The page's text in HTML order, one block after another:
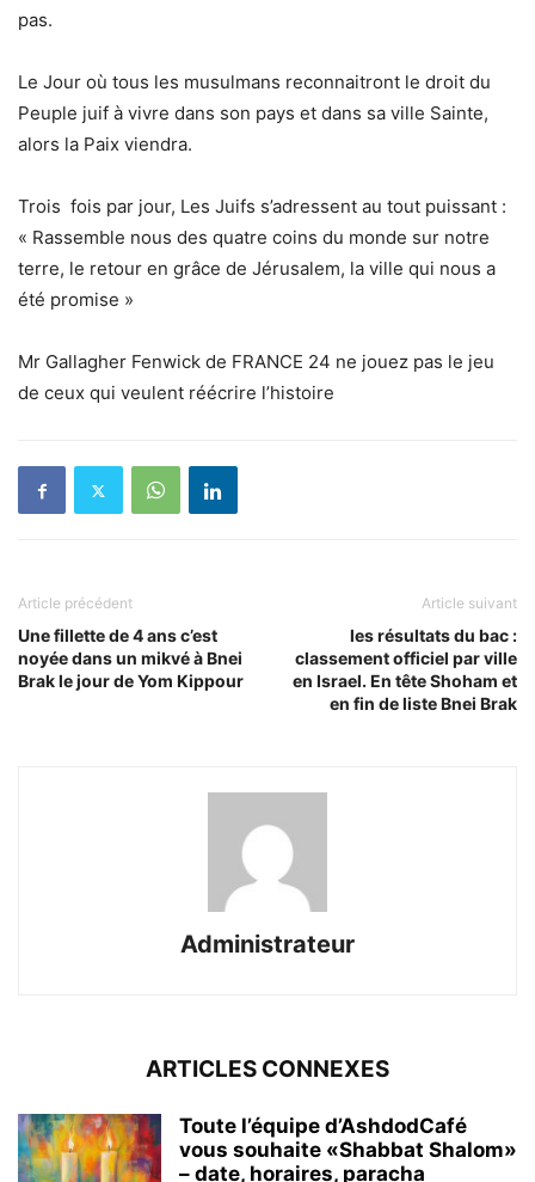
pas.
Le Jour où tous les musulmans reconnaitront le droit du
Peuple juif à vivre dans son pays et dans sa ville Sainte,
alors la Paix viendra.
Trois fois par jour, Les Juifs s’adressent au tout puissant :
« Rassemble nous des quatre coins du monde sur notre
terre, le retour en grâce de Jérusalem, la ville qui nous a
été promise »
Mr Gallagher Fenwick de FRANCE 24 ne jouez pas le jeu
de ceux qui veulent réécrire l’histoire
Article précédent
Une fillette de 4 ans c’est
noyée dans un mikvé à Bnei
Brak le jour de Yom Kippour
Article suivant
les résultats du bac :
classement officiel par ville
en Israel. En tête Shoham et
en fin de liste Bnei Brak
Administrateur
ARTICLES CONNEXES
Toute l’équipe d’AshdodCafé
vous souhaite «Shabbat Shalom»
– date, horaires, paracha